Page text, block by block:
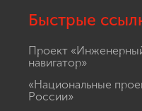
Быстрые
Проект
навигатор»
«Национальные
России»